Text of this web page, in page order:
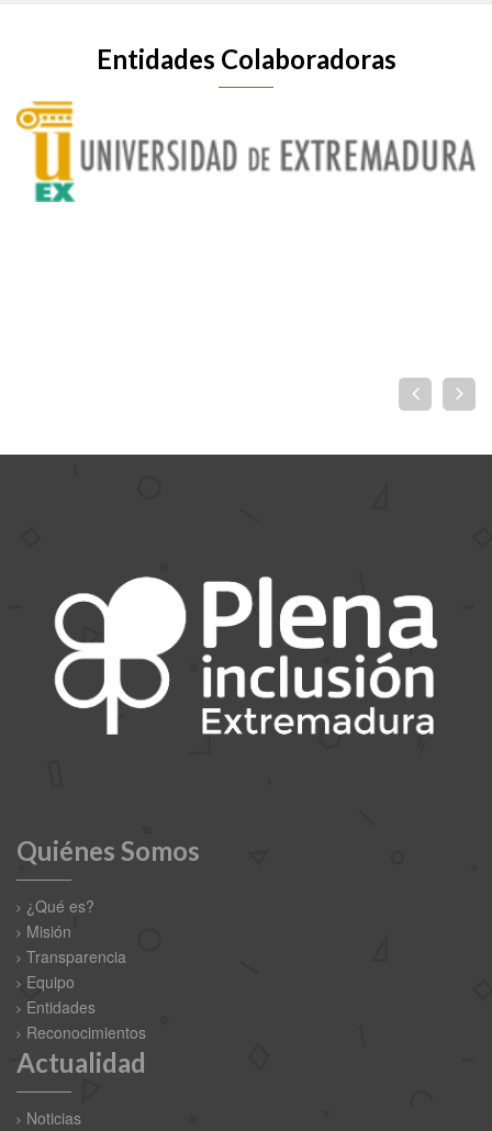
Entidades Colaboradoras
Quiénes Somos
¿Qué es?
Misión
Transparencia
Equipo
Entidades
Reconocimientos
Actualidad
Noticias